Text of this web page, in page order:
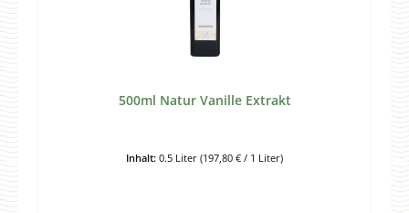
500ml Natur Vanille Extrakt
Inhalt: 0.5 Liter (197,80 € / 1 Liter)